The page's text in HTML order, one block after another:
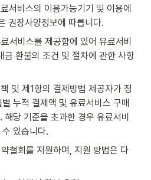
서비스의 이용가능기기 및 이용에
권장사양정보에 따릅니다.
서비스를 제공함에 있어 유료서비
금 환불의 조건 및 절차에 관한 사항
및 제1항의 결제방법 제공자가 정
누적 결제액 및 유료서비스 구매
당 기준을 초과한 경우 유료서비
있습니다.
철회를 지원하며, 지원 방법은 다